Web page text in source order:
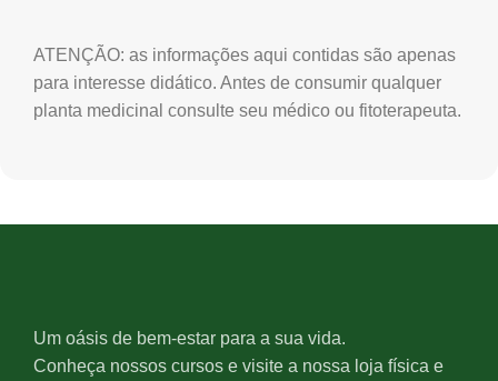
ATENÇÃO: as informações aqui contidas são apenas
para interesse didático. Antes de consumir qualquer
planta medicinal consulte seu médico ou fitoterapeuta.
Um oásis de bem-estar para a sua vida.
Conheça nossos cursos e visite a nossa loja física e